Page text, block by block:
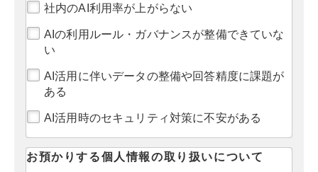
社内のAI利用率が上がらない
AIの利用ルール・ガバナンスが整備できていな
い
AI活用に伴いデータの整備や回答精度に課題が
ある
AI活用時のセキュリティ対策に不安がある
お預かりする個人情報の取り扱いについて